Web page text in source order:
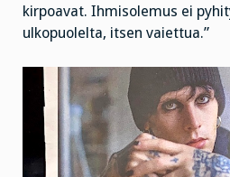
kirpoavat. Ihmisolemus ei
ulkopuolelta, itsen vaiettua.”